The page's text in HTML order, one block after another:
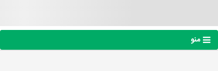
منو